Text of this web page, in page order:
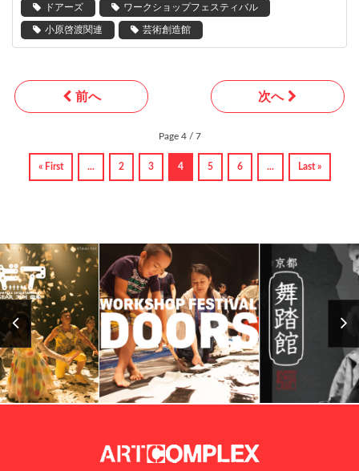
ドアーズ ワークショップフェスティバル
小原啓渡関連 芸術創造館
Page 4 / 7
« First
前へ
... 2 3 4 5 6 ...
次へ
Last »